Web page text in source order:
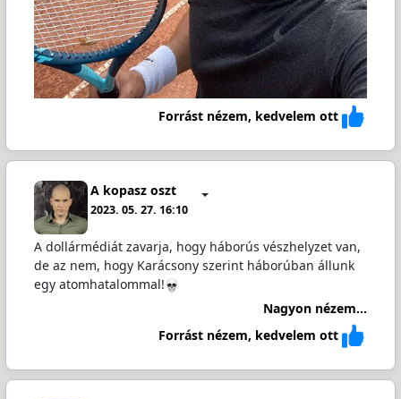
Forrást nézem, kedvelem ott
A kopasz oszt
2023. 05. 27. 16:10
A dollármédiát zavarja, hogy háborús vészhelyzet van,
de az nem, hogy Karácsony szerint háborúban állunk
egy atomhatalommal!
Nagyon nézem...
Forrást nézem, kedvelem ott